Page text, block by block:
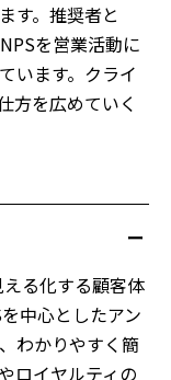
す。推奨者と
を営業活動に
います。クライ
方を広めていく
る化する顧客体
中心としたアン
わかりやすく簡
ロイヤルティの